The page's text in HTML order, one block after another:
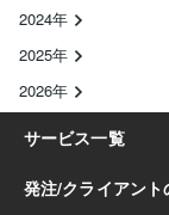
2024年
2025年
2026年